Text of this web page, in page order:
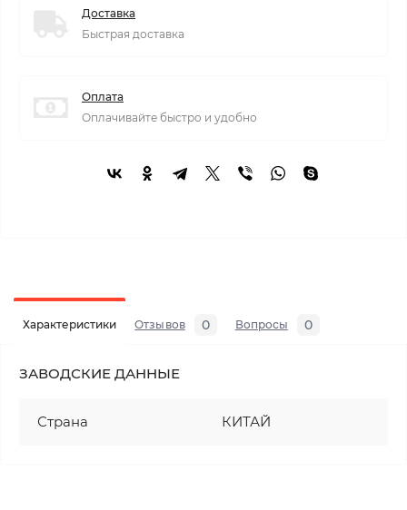
Доставка
Быстрая доставка
Оплата
Оплачивайте быстро и удобно
Характеристики Отзывов 0 Вопросы 0
ЗАВОДСКИЕ ДАННЫЕ
Страна КИТАЙ